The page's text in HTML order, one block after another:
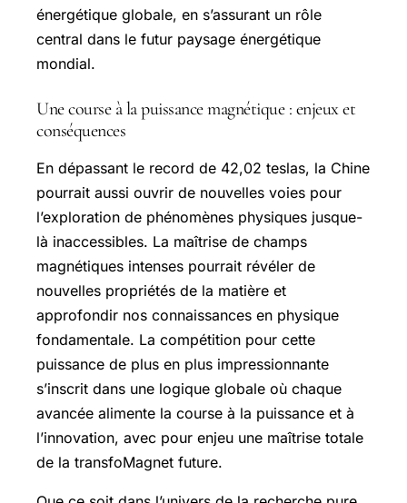
énergétique globale, en s’assurant un rôle
central dans le futur paysage énergétique
mondial.
Une course à la puissance magnétique : enjeux et
conséquences
En dépassant le record de 42,02 teslas, la Chine
pourrait aussi ouvrir de nouvelles voies pour
l’exploration de phénomènes physiques jusque-
là inaccessibles. La maîtrise de champs
magnétiques intenses pourrait révéler de
nouvelles propriétés de la matière et
approfondir nos connaissances en physique
fondamentale. La compétition pour cette
puissance de plus en plus impressionnante
s’inscrit dans une logique globale où chaque
avancée alimente la course à la puissance et à
l’innovation, avec pour enjeu une maîtrise totale
de la transfoMagnet future.